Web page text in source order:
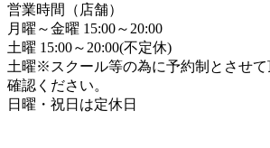
営業時間（店舗）
月曜～金曜 15:00～20:00
土曜 15:00～20:00(不定休)
土曜※スクール等の為に予約制とさせ
確認ください。
日曜・祝日は定休日